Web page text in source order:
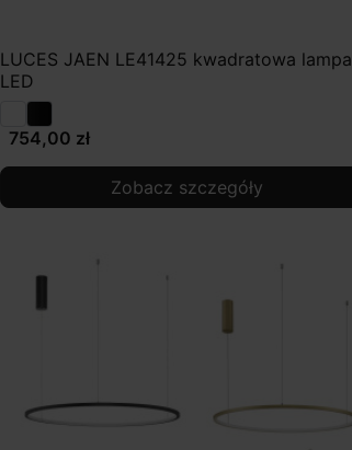
LUCES JAEN LE41425 kwadratowa lampa
LED
754,00 zł
Zobacz szczegóły